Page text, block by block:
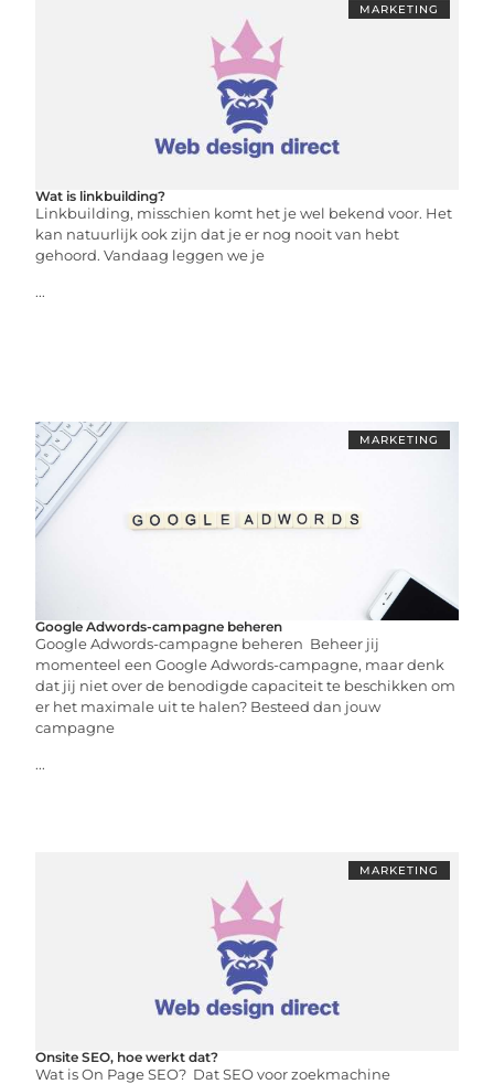
MARKETING
Wat is linkbuilding?
Linkbuilding, misschien komt het je wel bekend voor. Het
kan natuurlijk ook zijn dat je er nog nooit van hebt
gehoord. Vandaag leggen we je
...
MARKETING
Google Adwords-campagne beheren
Google Adwords-campagne beheren Beheer jij
momenteel een Google Adwords-campagne, maar denk
dat jij niet over de benodigde capaciteit te beschikken om
er het maximale uit te halen? Besteed dan jouw
campagne
...
MARKETING
Onsite SEO, hoe werkt dat?
Wat is On Page SEO? Dat SEO voor zoekmachine